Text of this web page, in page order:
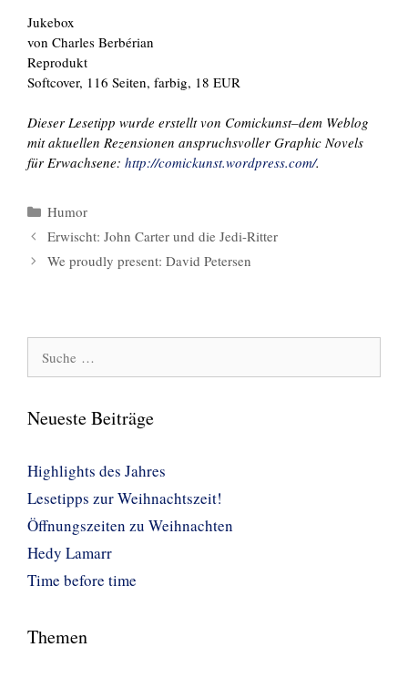
Jukebox
von Charles Berbérian
Reprodukt
Softcover, 116 Seiten, farbig, 18 EUR
Dieser Lesetipp wurde erstellt von Comickunst–dem Weblog
mit aktuellen Rezensionen anspruchsvoller Graphic Novels
für Erwachsene: http://comickunst.wordpress.com/.
Kategorien
Humor
Erwischt: John Carter und die Jedi-Ritter
We proudly present: David Petersen
Neueste Beiträge
Highlights des Jahres
Lesetipps zur Weihnachtszeit!
Öffnungszeiten zu Weihnachten
Hedy Lamarr
Time before time
Themen